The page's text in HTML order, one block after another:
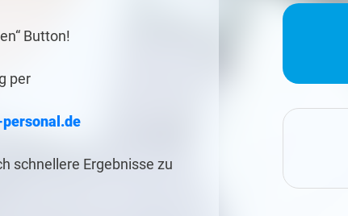
Button!
per
schnellere Ergebnisse zu